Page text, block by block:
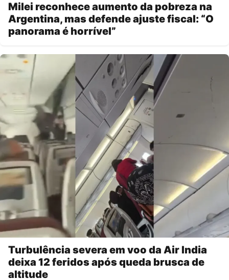
Milei reconhece aumento da pobreza na
Argentina, mas defende ajuste fiscal: “O
panorama é horrível”
Turbulência severa em voo da Air India
deixa 12 feridos após queda brusca de
altitude